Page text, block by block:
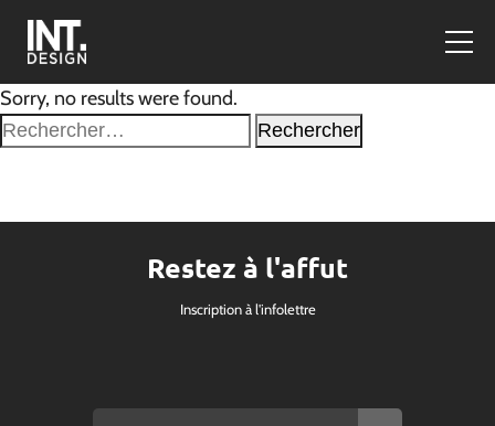
Sorry, no results were found.
Rechercher :
Restez à l'affut
Inscription à l'infolettre